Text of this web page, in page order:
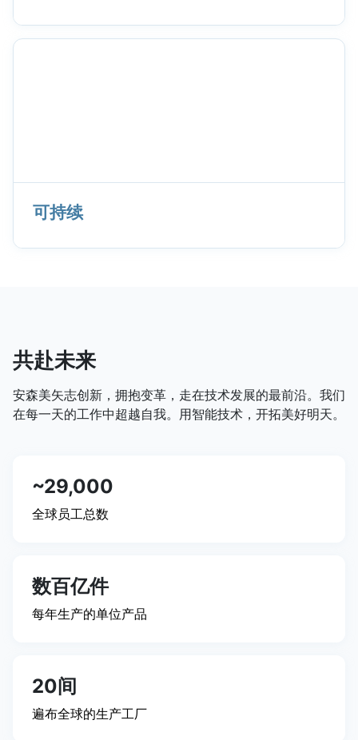
可持续
共赴未来
安森美矢志创新，拥抱变革，走在技术发展的最前沿。我们
在每一天的工作中超越自我。用智能技术，开拓美好明天。
~29,000
全球员工总数
数百亿件
每年生产的单位产品
20间
遍布全球的生产工厂